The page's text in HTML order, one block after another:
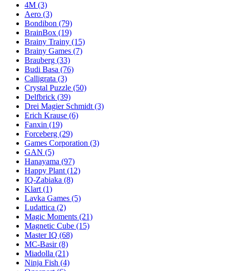
4M (3)
Aero (3)
Bondibon (79)
BrainBox (19)
Brainy Trainy (15)
Brainy Games (7)
Brauberg (33)
Budi Basa (76)
Calligrata (3)
Crystal Puzzle (50)
Delfbrick (39)
Drei Magier Schmidt (3)
Erich Krause (6)
Fanxin (19)
Forceberg (29)
Games Corporation (3)
GAN (5)
Hanayama (97)
Happy Plant (12)
IQ-Zabiaka (8)
Klart (1)
Lavka Games (5)
Ludattica (2)
Magic Moments (21)
Magnetic Cube (15)
Master IQ (68)
MC-Basir(8)
Miadolla (21)
Ninja Fish (4)